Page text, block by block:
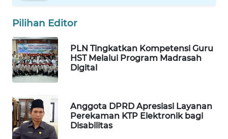
Pilihan Editor
PLN Tingkatkan Kompetensi Guru
HST Melalui Program Madrasah
Digital
Anggota DPRD Apresiasi Layanan
Perekaman KTP Elektronik bagi
Disabilitas
MARTABAT
PLN
WATCH
MKLI
LPKKI
LKKI